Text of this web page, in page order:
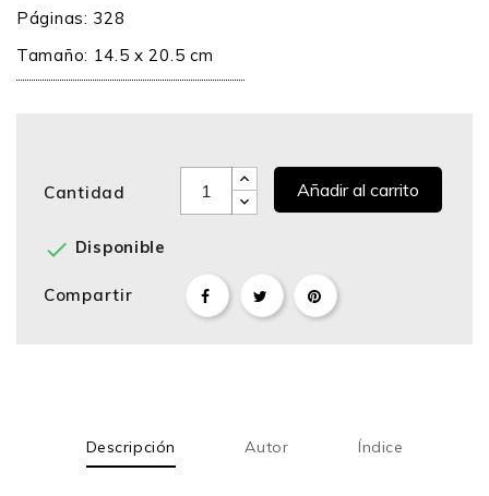
Páginas: 328
Tamaño: 14.5 x 20.5 cm
Cantidad Añadir al carrito
 Disponible
Compartir
Descripción Autor Índice